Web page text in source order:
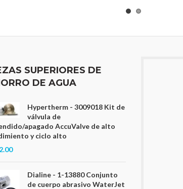
SUPERIORES DE
DE AGUA
Hypertherm - 3009018 Kit de
válvula de
apagado AccuValve de alto
y ciclo alto
Dialine - 1-13880 Conjunto
de cuerpo abrasivo WaterJet